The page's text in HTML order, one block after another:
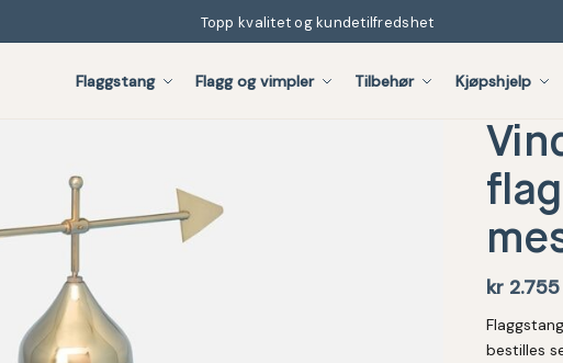
Topp kvalitet og kundetilfredshet
Flaggstang Flagg og vimpler Tilbehør Kjøpshjelp
kr2.755
bestilles